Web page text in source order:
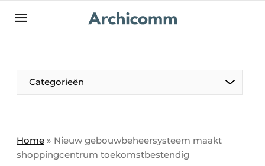
NL be-FR
Categorieën
Home » Nieuw gebouwbeheersysteem maakt
shoppingcentrum toekomstbestendig